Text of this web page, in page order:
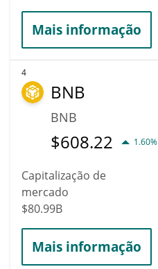
Mais informação
4
BNB
BNB
$608.22 1.60%
Capitalização de
mercado
$80.99B
Mais informação